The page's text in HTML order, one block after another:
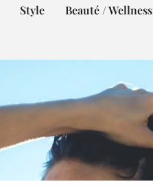
Style Beauté / Wellness